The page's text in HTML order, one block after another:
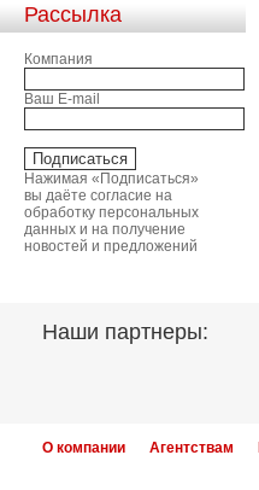
Рассылка
Компания
Ваш E-mail
Нажимая «Подписаться»
вы даёте согласие на
обработку персональных
данных и на получение
новостей и предложений
Наши партнеры:
О компании Агентствам